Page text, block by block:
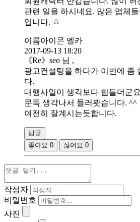
관련 일을 하시네요. 많은 업체
입니다. ㅎ
이름아이콘 엘카
2017-09-13 18:20
《Re》seo 님 ,
광고컨설팅을 하다가 이번에 좀
다.
대행사일이 생각보다 힘들더군
문득 생각나서 들러봣습니다. ^^
여전히 잘계시는듯합니다.
답글
좋아요 0 싫어요 0
작성자
비밀번호
사진